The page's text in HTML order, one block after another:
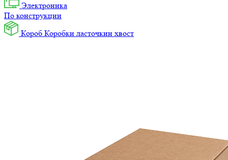
Электроника
По конструкции
Короб Коробки ласточкин хвост